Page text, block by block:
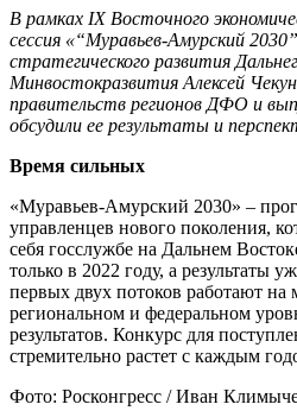
В рамках IX Восточного
сессия «“Муравьев-Амурский
стратегического развития
Минвостокразвития Алексей
правительств регионов ДФО и
обсудили ее результаты и
Время сильных
«Муравьев-Амурский 2030» –
управленцев нового поколения,
себя госслужбе на Дальнем
только в 2022 году, а результаты
первых двух потоков работают
региональном и федеральном
результатов. Конкурс для
стремительно растет с каждым
Фото: Росконгресс / Иван